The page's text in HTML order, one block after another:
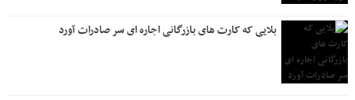
بلایی که کارت های بازرگانی اجاره ای سر صادرات آورد